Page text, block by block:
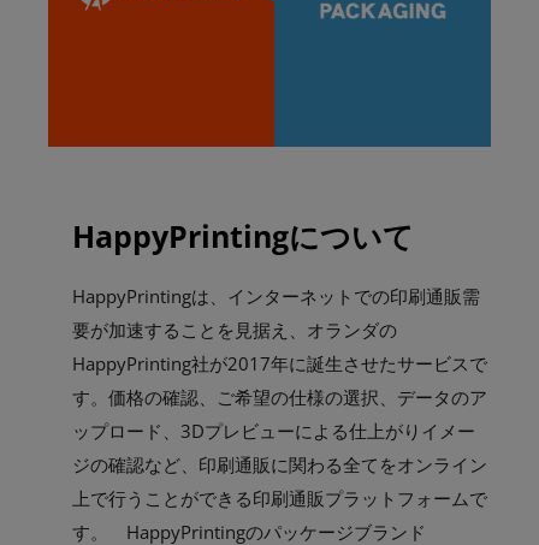
HappyPrintingについて
HappyPrintingは、インターネットでの印刷通販需
要が加速することを見据え、オランダの
HappyPrinting社が2017年に誕生させたサービスで
す。価格の確認、ご希望の仕様の選択、データのア
ップロード、3Dプレビューによる仕上がりイメー
ジの確認など、印刷通販に関わる全てをオンライン
上で行うことができる印刷通販プラットフォームで
す。 HappyPrintingのパッケージブランド